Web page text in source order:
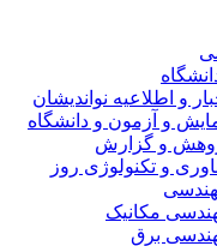
اطلاعیه نواندیشان
و آزمون و دانشگاه
و گزارش
و تکنولوژی روز
مکانیک
برق